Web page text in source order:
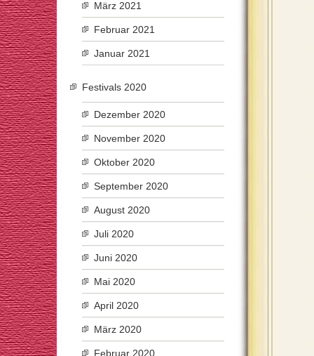
März 2021
Februar 2021
Januar 2021
Festivals 2020
Dezember 2020
November 2020
Oktober 2020
September 2020
August 2020
Juli 2020
Juni 2020
Mai 2020
April 2020
März 2020
Februar 2020